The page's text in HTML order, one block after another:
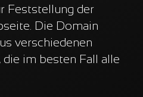
Feststellung der
Die Domain
verschiedenen
im besten Fall alle